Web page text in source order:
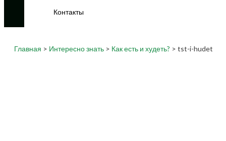
Контакты
Главная > Интересно знать > Как есть и худеть? > tst-i-hudet